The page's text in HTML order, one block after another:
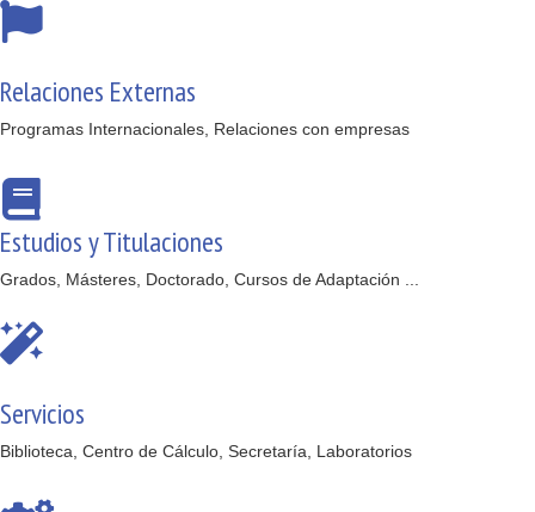
Relaciones Externas
Programas Internacionales, Relaciones con empresas
Estudios y Titulaciones
Grados, Másteres, Doctorado, Cursos de Adaptación ...
Servicios
Biblioteca, Centro de Cálculo, Secretaría, Laboratorios